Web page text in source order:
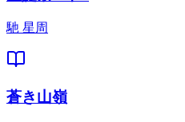
馳 星周
蒼き山嶺